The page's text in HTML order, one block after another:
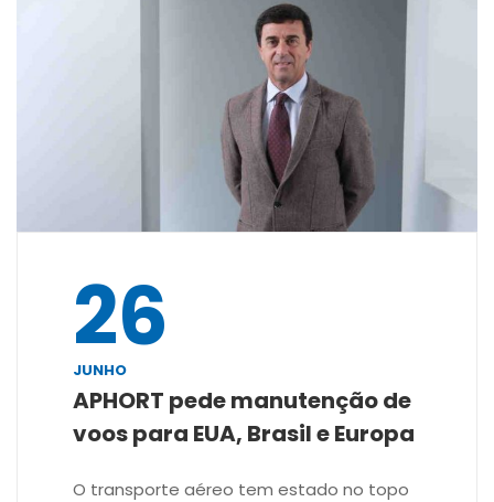
26
JUNHO
APHORT pede manutenção de
voos para EUA, Brasil e Europa
O transporte aéreo tem estado no topo